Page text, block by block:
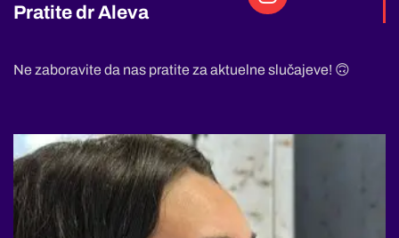
Pratite dr Aleva
Ne zaboravite da nas pratite za aktuelne slučajeve! 🙃